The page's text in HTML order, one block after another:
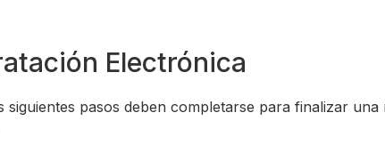
Electrónica
pasos deben completarse para finalizar una